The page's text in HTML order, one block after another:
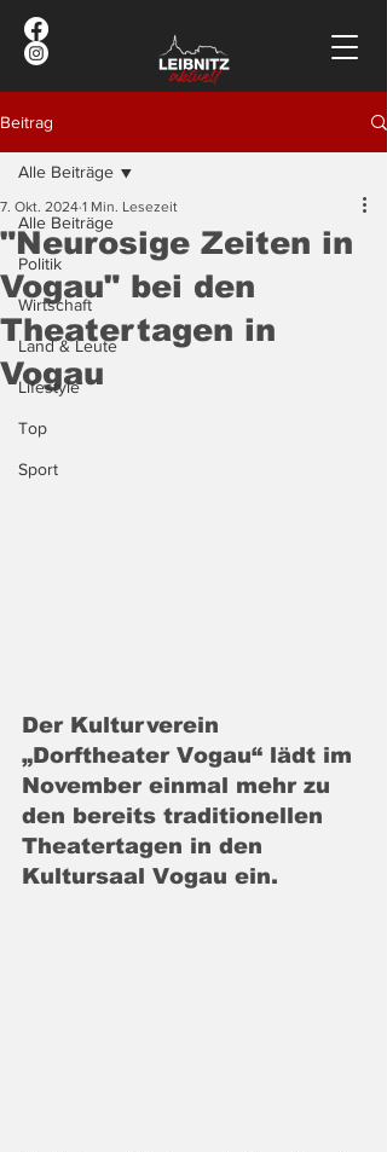
Beitrag
Alle Beiträge
Politik
Wirtschaft
Land & Leute
Lifestyle
Top
Sport
Alle Beiträge
"Neurosige Zeiten in
Vogau" bei den
Theatertagen in
Vogau
7. Okt. 2024 1 Min. Lesezeit
Der Kulturverein
„Dorftheater Vogau“ lädt im
November einmal mehr zu
den bereits traditionellen
Theatertagen in den
Kultursaal Vogau ein.